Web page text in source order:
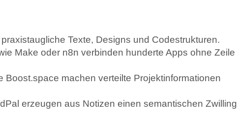
praxistaugliche Texte, Designs und Codestrukturen.
Make oder n8n verbinden hunderte Apps ohne Zeile
Boost.space machen verteilte Projektinformationen
erzeugen aus Notizen einen semantischen Zwilling